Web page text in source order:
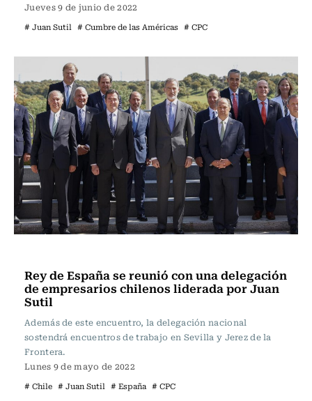
Jueves 9 de junio de 2022
# Juan Sutil # Cumbre de las Américas # CPC
Rey de España se reunió con una delegación
de empresarios chilenos liderada por Juan
Sutil
Además de este encuentro, la delegación nacional
sostendrá encuentros de trabajo en Sevilla y Jerez de la
Frontera.
Lunes 9 de mayo de 2022
# Chile # Juan Sutil # España # CPC